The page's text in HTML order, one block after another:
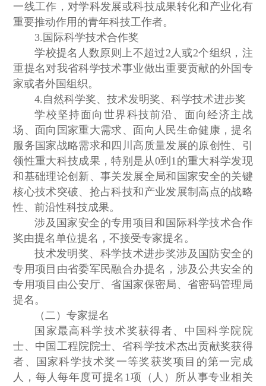
一线工作，对学科发展或科技成果转化和产业化有
重要推动作用的青年科技工作者。
3.国际科学技术合作奖
学校提名人数原则上不超过2人或2个组织，注
重提名对我省科学技术事业做出重要贡献的外国专
家或者外国组织。
4.自然科学奖、技术发明奖、科学技术进步奖
学校坚持面向世界科技前沿、面向经济主战
场、面向国家重大需求、面向人民生命健康，提名
服务国家战略需求和四川高质量发展的原创性、引
领性重大科技成果，特别是从0到1的重大科学发现
和基础理论创新、事关发展全局和国家安全的关键
核心技术突破、抢占科技和产业发展制高点的战略
性、前沿性科技成果。
涉及国家安全的专用项目和国际科学技术合作
奖由提名单位提名，不接受专家提名。
技术发明奖、科学技术进步奖涉及国防安全的
专用项目由省委军民融合办提名，涉及公共安全的
专用项目由公安厅、省国家保密局、省密码管理局
提名。
（二）专家提名
国家最高科学技术奖获得者、中国科学院院
士、中国工程院院士、省科学技术杰出贡献奖获得
者、国家科学技术奖一等奖获奖项目的第一完成
人，每人每年度可提名1项（人）所从事专业相关